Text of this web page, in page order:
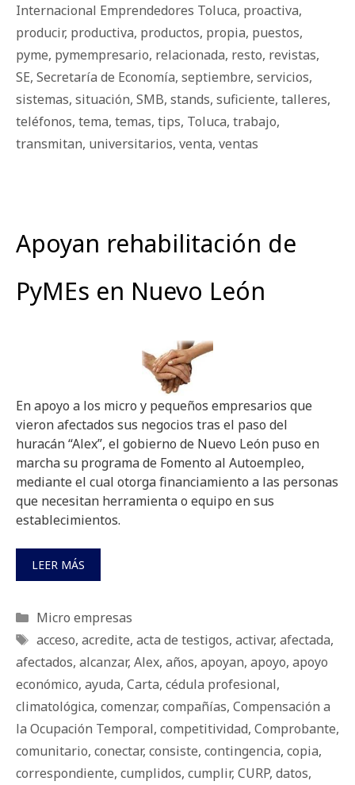
Internacional Emprendedores Toluca, proactiva,
producir, productiva, productos, propia, puestos,
pyme, pymempresario, relacionada, resto, revistas,
SE, Secretaría de Economía, septiembre, servicios,
sistemas, situación, SMB, stands, suficiente, talleres,
teléfonos, tema, temas, tips, Toluca, trabajo,
transmitan, universitarios, venta, ventas
Apoyan rehabilitación de
PyMEs en Nuevo León
En apoyo a los micro y pequeños empresarios que
vieron afectados sus negocios tras el paso del
huracán “Alex”, el gobierno de Nuevo León puso en
marcha su programa de Fomento al Autoempleo,
mediante el cual otorga financiamiento a las personas
que necesitan herramienta o equipo en sus
establecimientos.
LEER MÁS
Categorías
Micro empresas
Etiquetas
acceso, acredite, acta de testigos, activar, afectada,
afectados, alcanzar, Alex, años, apoyan, apoyo, apoyo
económico, ayuda, Carta, cédula profesional,
climatológica, comenzar, compañías, Compensación a
la Ocupación Temporal, competitividad, Comprobante,
comunitario, conectar, consiste, contingencia, copia,
correspondiente, cumplidos, cumplir, CURP, datos,